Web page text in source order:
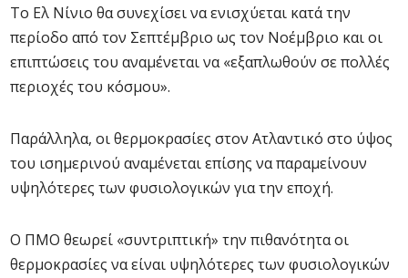
Το Ελ Νίνιο θα συνεχίσει να ενισχύεται κατά την
περίοδο από τον Σεπτέμβριο ως τον Νοέμβριο και οι
επιπτώσεις του αναμένεται να «εξαπλωθούν σε πολλές
περιοχές του κόσμου».
Παράλληλα, οι θερμοκρασίες στον Ατλαντικό στο ύψος
του ισημερινού αναμένεται επίσης να παραμείνουν
υψηλότερες των φυσιολογικών για την εποχή.
Ο ΠΜΟ θεωρεί «συντριπτική» την πιθανότητα οι
θερμοκρασίες να είναι υψηλότερες των φυσιολογικών